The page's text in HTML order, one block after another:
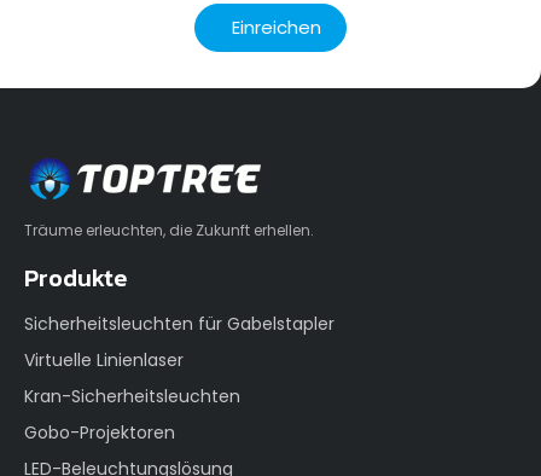
Einreichen
Träume erleuchten, die Zukunft erhellen.
Produkte
Sicherheitsleuchten für Gabelstapler
Virtuelle Linienlaser
Kran-Sicherheitsleuchten
Gobo-Projektoren
LED-Beleuchtungslösung